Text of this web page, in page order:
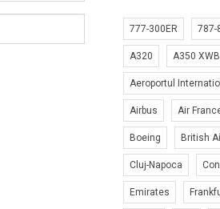
777-300ER 787-
A320 A350 XWB
Aeroportul
Airbus Air
Boeing British
Cluj-Napoca
Emirates